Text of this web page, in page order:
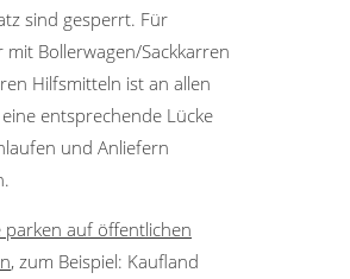
sind gesperrt. Für
mit Bollerwagen/Sackkarren
Hilfsmitteln ist an allen
entsprechende Lücke
und Anliefern
parken auf öffentlichen
, zum Beispiel: Kaufland